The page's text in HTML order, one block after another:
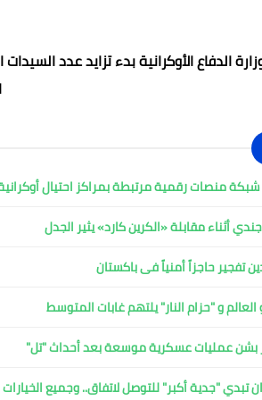
منصات رقمية مرتبطة بمراكز احتيال أوكرانية
أثناء مقابلة «الكرين كارد» يثير الجدل
تفجير حاجزاً أمنياً فى باكستان
العالم و "حزام النار" يلتهم غابات المتوسط
بشن عمليات عسكرية موسعة بعد أحداث "تل"
تبدي "جدية أكبر" للتوصل لاتفاق.. وجميع